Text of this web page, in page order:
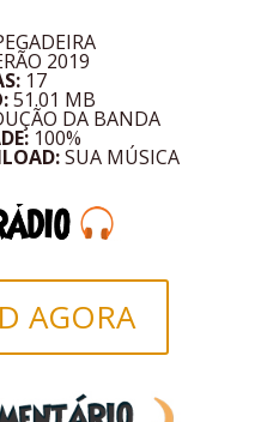
2019
17
51.01 MB
DA BANDA
100%
SUA MÚSICA
AGORA